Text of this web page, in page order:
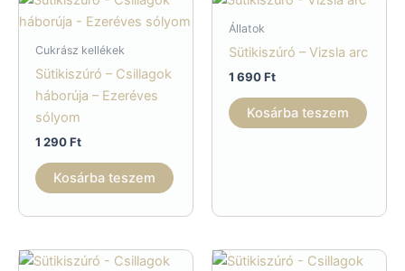
Cukrász kellékek
Sütikiszúró – Csillagok
háborúja – Ezeréves
sólyom
1 290Ft
Kosárba teszem
Állatok
Sütikiszúró – Vizsla arc
1 690Ft
Kosárba teszem